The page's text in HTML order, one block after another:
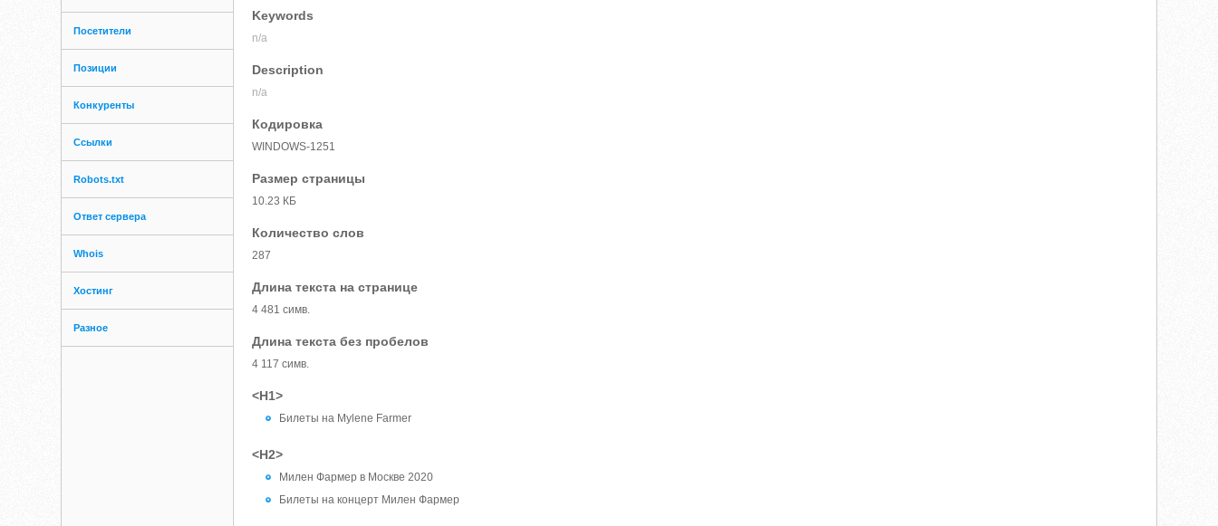
Посетители
Позиции
Конкуренты
Ссылки
Robots.txt
Ответ сервера
Whois
Хостинг
Разное
Keywords
n/a
Description
n/a
Кодировка
WINDOWS-1251
Размер страницы
10.23 КБ
Количество слов
287
Длина текста на странице
4 481 симв.
Длина текста без пробелов
4 117 симв.
<H1>
Билеты на Mylene Farmer
<H2>
Милен Фармер в Москве 2020
Билеты на концерт Милен Фармер